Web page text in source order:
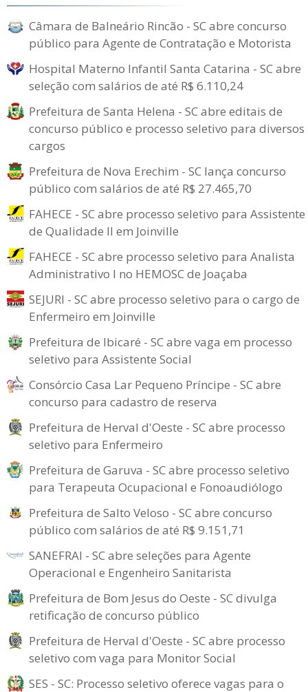
Câmara de Balneário Rincão - SC abre concurso
público para Agente de Contratação e Motorista
Hospital Materno Infantil Santa Catarina - SC abre
seleção com salários de até R$ 6.110,24
Prefeitura de Santa Helena - SC abre editais de
concurso público e processo seletivo para diversos
cargos
Prefeitura de Nova Erechim - SC lança concurso
público com salários de até R$ 27.465,70
FAHECE - SC abre processo seletivo para Assistente
de Qualidade II em Joinville
FAHECE - SC abre processo seletivo para Analista
Administrativo I no HEMOSC de Joaçaba
SEJURI - SC abre processo seletivo para o cargo de
Enfermeiro em Joinville
Prefeitura de Ibicaré - SC abre vaga em processo
seletivo para Assistente Social
Consórcio Casa Lar Pequeno Príncipe - SC abre
concurso para cadastro de reserva
Prefeitura de Herval d'Oeste - SC abre processo
seletivo para Enfermeiro
Prefeitura de Garuva - SC abre processo seletivo
para Terapeuta Ocupacional e Fonoaudiólogo
Prefeitura de Salto Veloso - SC abre concurso
público com salários de até R$ 9.151,71
SANEFRAI - SC abre seleções para Agente
Operacional e Engenheiro Sanitarista
Prefeitura de Bom Jesus do Oeste - SC divulga
retificação de concurso público
Prefeitura de Herval d'Oeste - SC abre processo
seletivo com vaga para Monitor Social
SES - SC: Processo seletivo oferece vagas para o